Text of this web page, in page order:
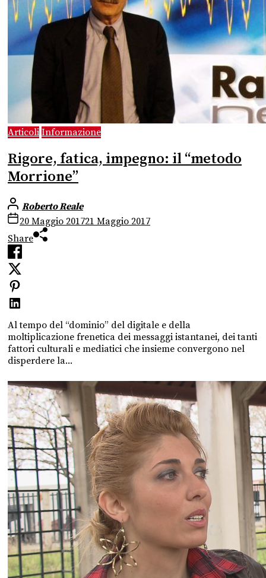
Articoli Informazione
Rigore, fatica, impegno: il “metodo
Morrione”
Roberto Reale
20 Maggio 201721 Maggio 2017
Share
Al tempo del “dominio” del digitale e della
moltiplicazione frenetica dei messaggi istantanei, dei tanti
fattori culturali e mediatici che insieme convergono nel
disperdere la...